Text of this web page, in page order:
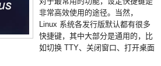
非常高效使用的途径。当然，
Linux 系统各发行版默认都有很多
快捷键，其中大部分是通用的，比
如切换 TTY、关闭窗口、打开桌面